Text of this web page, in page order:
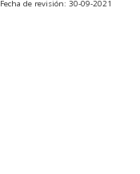
Fecha de revisión: 30-09-2021